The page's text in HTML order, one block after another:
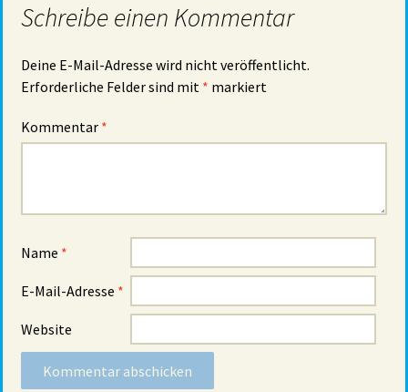
Schreibe einen Kommentar
Deine E-Mail-Adresse wird nicht veröffentlicht.
Erforderliche Felder sind mit * markiert
Kommentar *
Name *
E-Mail-Adresse *
Website